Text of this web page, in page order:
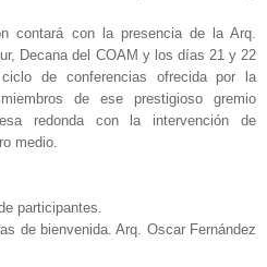
contará con la presencia de la Arq.
Decana del COAM y los días 21 y 22
de conferencias ofrecida por la
de ese prestigioso gremio
redonda con la intervención de
medio.
participantes.
de bienvenida. Arq. Oscar Fernández